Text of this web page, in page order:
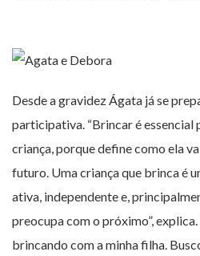
Desde a gravidez Ágata já se
participativa. “Brincar é essencial
criança, porque define como ela
futuro. Uma criança que brinca é
ativa, independente e,
preocupa com o próximo”,
brincando com a minha filha.